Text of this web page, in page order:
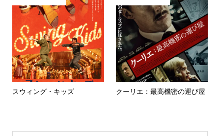
スウィング・キッズ クーリエ：最高機密の運び屋